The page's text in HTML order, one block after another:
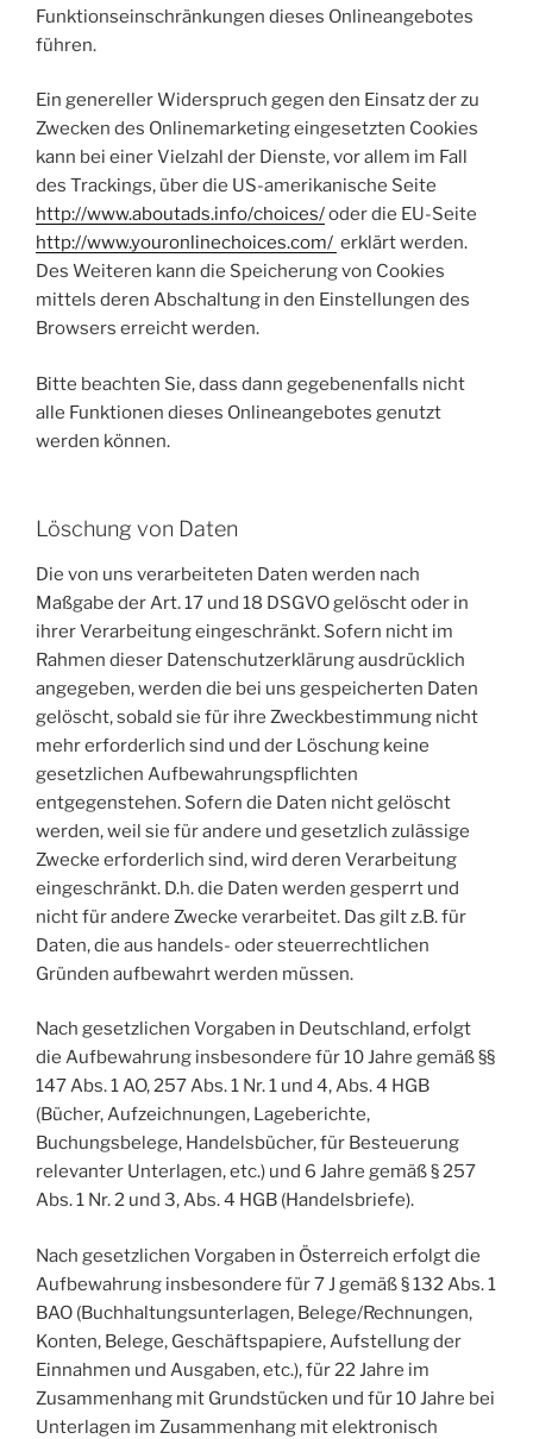
Funktionseinschränkungen dieses Onlineangebotes
führen.
Ein genereller Widerspruch gegen den Einsatz der zu
Zwecken des Onlinemarketing eingesetzten Cookies
kann bei einer Vielzahl der Dienste, vor allem im Fall
des Trackings, über die US-amerikanische Seite
http://www.aboutads.info/choices/oder die EU-Seite
http://www.youronlinechoices.com/ erklärt werden.
Des Weiteren kann die Speicherung von Cookies
mittels deren Abschaltung in den Einstellungen des
Browsers erreicht werden.
Bitte beachten Sie, dass dann gegebenenfalls nicht
alle Funktionen dieses Onlineangebotes genutzt
werden können.
Löschung von Daten
Die von uns verarbeiteten Daten werden nach
Maßgabe der Art. 17 und 18 DSGVO gelöscht oder in
ihrer Verarbeitung eingeschränkt. Sofern nicht im
Rahmen dieser Datenschutzerklärung ausdrücklich
angegeben, werden die bei uns gespeicherten Daten
gelöscht, sobald sie für ihre Zweckbestimmung nicht
mehr erforderlich sind und der Löschung keine
gesetzlichen Aufbewahrungspflichten
entgegenstehen. Sofern die Daten nicht gelöscht
werden, weil sie für andere und gesetzlich zulässige
Zwecke erforderlich sind, wird deren Verarbeitung
eingeschränkt. D.h. die Daten werden gesperrt und
nicht für andere Zwecke verarbeitet. Das gilt z.B. für
Daten, die aus handels- oder steuerrechtlichen
Gründen aufbewahrt werden müssen.
Nach gesetzlichen Vorgaben in Deutschland, erfolgt
die Aufbewahrung insbesondere für 10 Jahre gemäß §§
147 Abs. 1 AO, 257 Abs. 1 Nr. 1 und 4, Abs. 4 HGB
(Bücher, Aufzeichnungen, Lageberichte,
Buchungsbelege, Handelsbücher, für Besteuerung
relevanter Unterlagen, etc.) und 6 Jahre gemäß § 257
Abs. 1 Nr. 2 und 3, Abs. 4 HGB (Handelsbriefe).
Nach gesetzlichen Vorgaben in Österreich erfolgt die
Aufbewahrung insbesondere für 7 J gemäß § 132 Abs. 1
BAO (Buchhaltungsunterlagen, Belege/Rechnungen,
Konten, Belege, Geschäftspapiere, Aufstellung der
Einnahmen und Ausgaben, etc.), für 22 Jahre im
Zusammenhang mit Grundstücken und für 10 Jahre bei
Unterlagen im Zusammenhang mit elektronisch